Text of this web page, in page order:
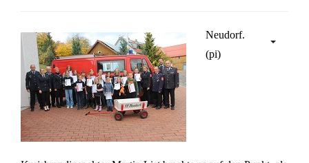
Neudorf.
(pi)